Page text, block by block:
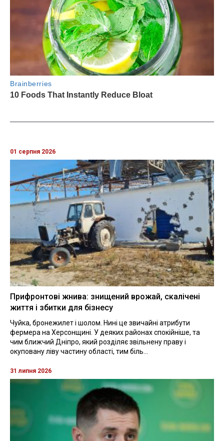
01 серпня 2026
Прифронтові жнива: знищений врожай, скалічені
життя і збитки для бізнесу
Чуйка, бронежилет і шолом. Нині це звичайні атрибути
фермера на Херсонщині. У деяких районах спокійніше, та
чим ближчий Дніпро, який розділяє звільнену праву і
окуповану ліву частину області, тим біль...
31 липня 2026